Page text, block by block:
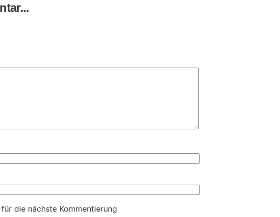
die nächste Kommentierung